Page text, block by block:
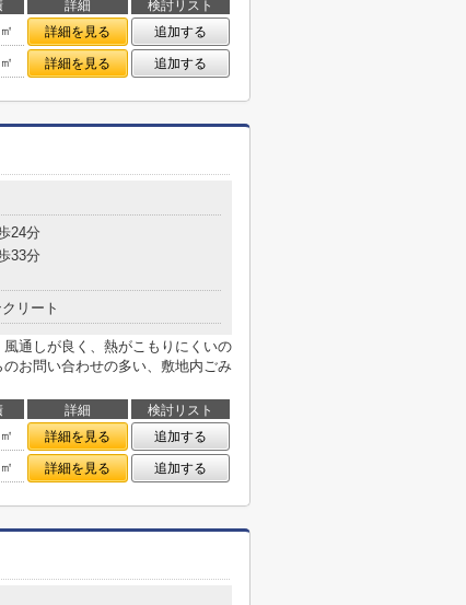
詳細
検討リスト
詳細を見る
追加する
詳細を見る 追加する
24分
33分
リート
通しが良く、熱がこもりにくいの
お問い合わせの多い、敷地内ごみ
詳細
検討リスト
詳細を見る
追加する
詳細を見る 追加する